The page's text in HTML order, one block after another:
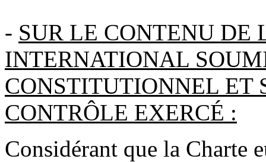
- SUR LE CONTENU DE
INTERNATIONAL
CONSTITUTIONNEL ET
CONTRÔLE EXERCÉ :
Considérant que la Charte